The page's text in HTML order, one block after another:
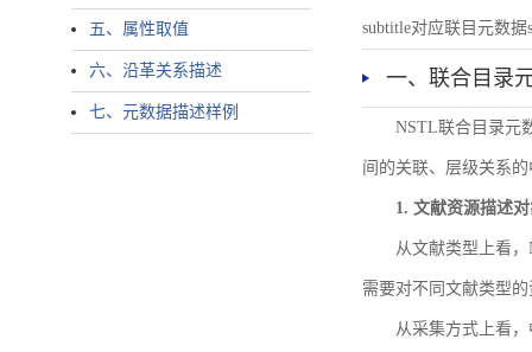
五、属性取值
六、沿革关系描述
七、元数据描述样例
subtitle对应联目元数据
一、联合目录
NSTL联合目录元
间的关联、层级关系
1. 文献资源描述
从文献类型上看
需要对不同文献类型
从采集方式上看